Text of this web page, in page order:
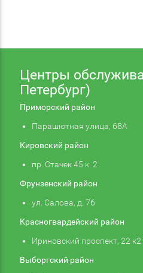
Центры
Петербург)
Приморский район
Парашютная улица, 68А
Кировский район
пр. Стачек 45 к. 2
Фрунзенский район
ул. Салова, д. 76
Красногвардейский район
Ириновский проспект, 22 к2
Выборгский район